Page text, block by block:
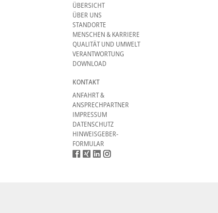
ÜBERSICHT
ÜBER UNS
STANDORTE
MENSCHEN & KARRIERE
QUALITÄT UND UMWELT
VERANTWORTUNG
DOWNLOAD
KONTAKT
ANFAHRT &
ANSPRECHPARTNER
IMPRESSUM
DATENSCHUTZ
HINWEISGEBER-
FORMULAR